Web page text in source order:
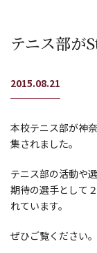
テニス部が
2015.08.21
本校テニス部が神
集されました。
テニス部の活動や
期待の選手として
れています。
ぜひご覧ください。